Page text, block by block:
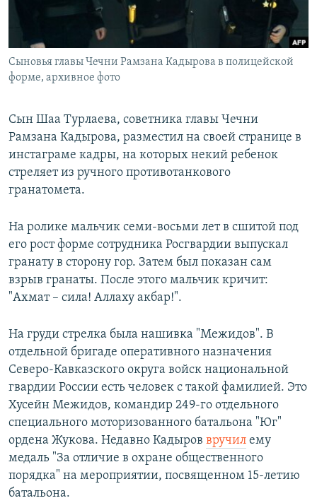
СОЦИАЛЬНЫЕ СЕТИ
Сыновья главы Чечни Рамзана Кадырова в полицейской
форме, архивное фото
Сын Шаа Турлаева, советника главы Чечни
Рамзана Кадырова, разместил на своей странице в
инстаграме кадры, на которых некий ребенок
стреляет из ручного противотанкового
гранатомета.
На ролике мальчик семи-восьми лет в сшитой под
его рост форме сотрудника Росгвардии выпускал
гранату в сторону гор. Затем был показан сам
взрыв гранаты. После этого мальчик кричит:
"Ахмат – сила! Аллаху акбар!".
На груди стрелка была нашивка "Межидов". В
отдельной бригаде оперативного назначения
Северо-Кавказского округа войск национальной
гвардии России есть человек с такой фамилией. Это
Хусейн Межидов, командир 249-го отдельного
специального моторизованного батальона "Юг"
ордена Жукова. Недавно Кадыров вручил ему
медаль "За отличие в охране общественного
порядка" на мероприятии, посвященном 15-летию
батальона.